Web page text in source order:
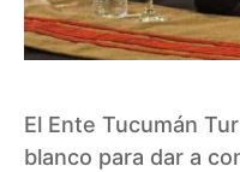
El Ente Tucumán
blanco para dar a